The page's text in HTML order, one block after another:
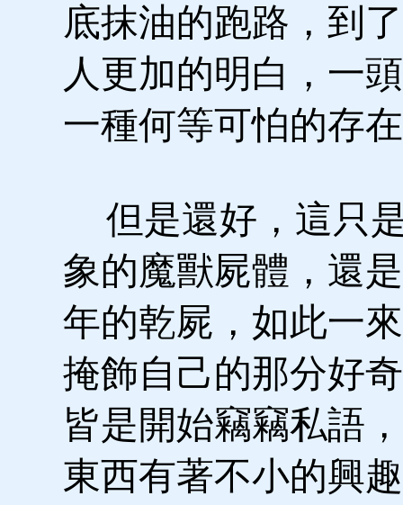
底抹油的跑路，到
人更加的明白，一
一種何等可怕的存在
但是還好，這只
象的魔獸屍體，還
年的乾屍，如此一
掩飾自己的那分好
皆是開始竊竊私語
東西有著不小的興